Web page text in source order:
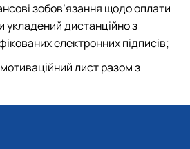
зобов’язання щодо оплати
укладений дистанційно з
електронних підписів;
лист разом з